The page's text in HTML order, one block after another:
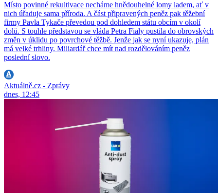
Místo povinné rekultivace necháme hnědouhelné lomy ladem, ať v
nich úřaduje sama příroda. A část připravených peněz pak těžební
firmy Pavla Tykače převedou pod dohledem státu obcím v okolí
dolů. S touhle představou se vláda Petra Fialy pustila do obrovských
změn v úklidu po povrchové těžbě. Jenže jak se nyní ukazuje, plán
má velké trhliny. Miliardář chce mít nad rozdělováním peněz
poslední slovo.
Aktuálně.cz - Zprávy
dnes, 12:45